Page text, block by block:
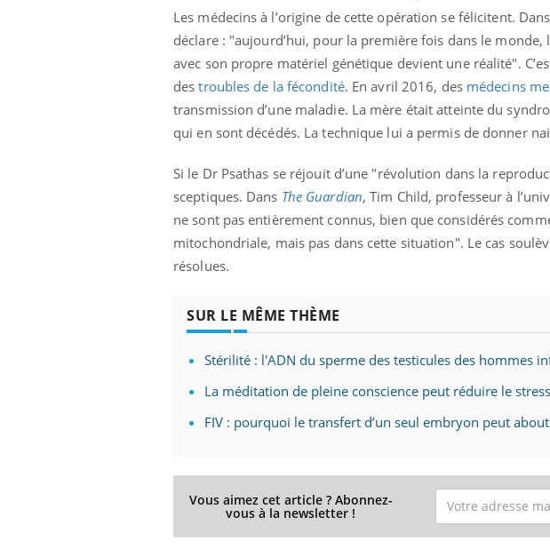
Les médecins à l’origine de cette opération se félicitent.
déclare : "aujourd’hui, pour la première fois dans le
avec son propre matériel génétique devient une réalité".
destroubles de la fécondité. En avril 2016, des médecins
transmission d’une maladie. La mère était atteinte du
qui en sont décédés. La technique lui a permis de donner
Si le Dr Psathas se réjouit d’une "révolution dans la
sceptiques. Dans The Guardian, Tim Child, professeur à
ne sont pas entièrement connus, bien que considérés
mitochondriale, mais pas dans cette situation". Le cas
résolues.
SUR LE MÊME THÈME
Stérilité : l'ADN du sperme des testicules des hommes
La méditation de pleine conscience peut réduire le
FIV : pourquoi le transfert d’un seul embryon peut
Vous aimez cet article ? Abonnez-
vous à la newsletter !